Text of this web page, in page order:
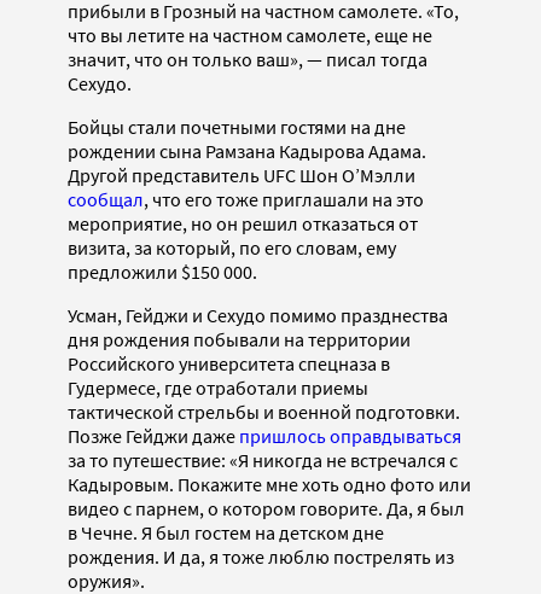
прибыли в Грозный на частном самолете. «То,
что вы летите на частном самолете, еще не
значит, что он только ваш», — писал тогда
Сехудо.
Бойцы стали почетными гостями на дне
рождении сына Рамзана Кадырова Адама.
Другой представитель UFC Шон О’Мэлли
сообщал, что его тоже приглашали на это
мероприятие, но он решил отказаться от
визита, за который, по его словам, ему
предложили $150 000.
Усман, Гейджи и Сехудо помимо празднества
дня рождения побывали на территории
Российского университета спецназа в
Гудермесе, где отработали приемы
тактической стрельбы и военной подготовки.
Позже Гейджи даже пришлось оправдываться
за то путешествие: «Я никогда не встречался с
Кадыровым. Покажите мне хоть одно фото или
видео с парнем, о котором говорите. Да, я был
в Чечне. Я был гостем на детском дне
рождения. И да, я тоже люблю пострелять из
оружия».